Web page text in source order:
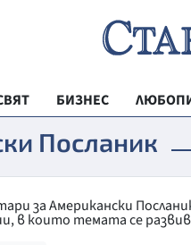
БИЗНЕС
Посланик
за Американски
в които темата се